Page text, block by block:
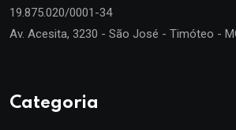
19.875.020/0001-34
Av. Acesita, 3230 - São José - Timóteo -
Categoria